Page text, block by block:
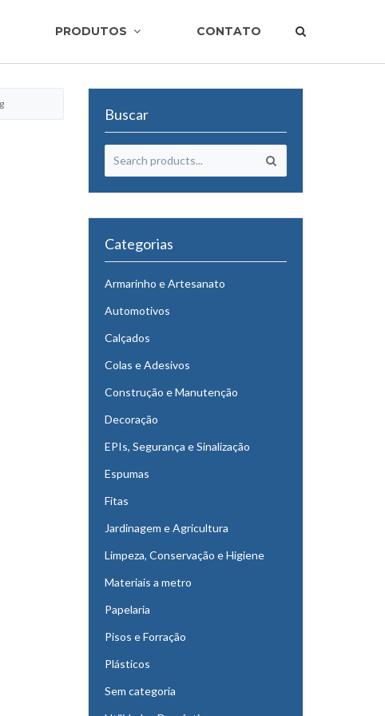
PRODUTOS CONTATO
Buscar
Categorias
Armarinho e Artesanato
Automotivos
Calçados
Colas e Adesivos
Construção e Manutenção
Decoração
EPIs, Segurança e Sinalização
Espumas
Fitas
Jardinagem e Agricultura
Limpeza, Conservação e Higiene
Materiais a metro
Papelaria
Pisos e Forração
Plásticos
Sem categoria